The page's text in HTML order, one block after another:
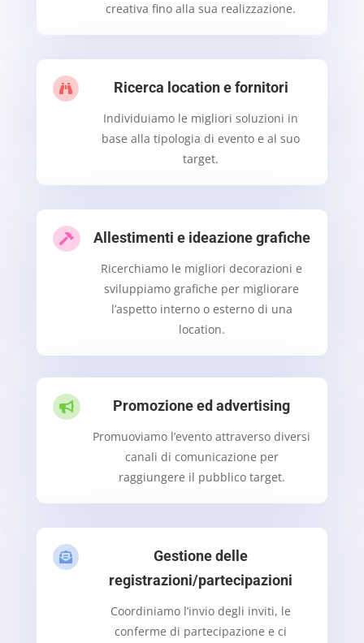
creativa fino alla sua realizzazione.
 Ricerca location e fornitori
Individuiamo le migliori soluzioni in
base alla tipologia di evento e al suo
target.
 Allestimenti e ideazione grafiche
Ricerchiamo le migliori decorazioni e
sviluppiamo grafiche per migliorare
l’aspetto interno o esterno di una
location.
 Promozione ed advertising
Promuoviamo l’evento attraverso diversi
canali di comunicazione per
raggiungere il pubblico target.

Gestione delle
registrazioni/partecipazioni
Coordiniamo l’invio degli inviti, le
conferme di partecipazione e ci